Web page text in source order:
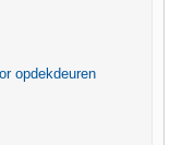
opdekdeuren